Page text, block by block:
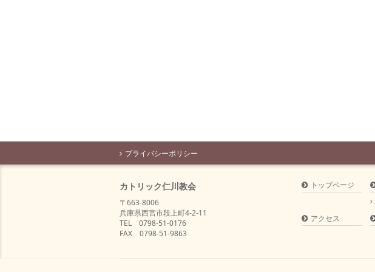
プライバシーポリシー
カトリック仁川教会
〒663-8006
兵庫県西宮市段上町4-2-11
TEL 0798-51-0176
FAX 0798-51-9863
トップページ
アクセス